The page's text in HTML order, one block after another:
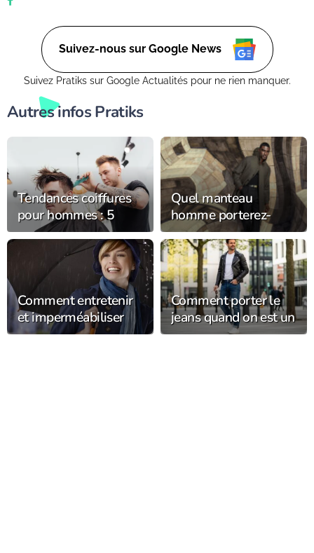
Suivez-nous sur Google News
Suivez Pratiks sur Google Actualités pour ne rien manquer.
Autres infos Pratiks
Tendances coiffures
pour hommes : 5
coupes et styles en
vogue cette année
Quel manteau
homme porterez-
vous cet hiver ?
Comment entretenir
et imperméabiliser
son chapeau de pluie
Comment porter le
jeans quand on est un
homme au quotidien